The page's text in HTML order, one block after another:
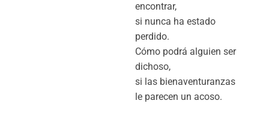
encontrar,
si nunca ha estado
perdido.
Cómo podrá alguien ser
dichoso,
si las bienaventuranzas
le parecen un acoso.